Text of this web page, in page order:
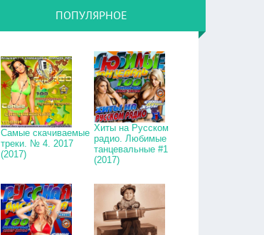
ПОПУЛЯРНОЕ
Самые скачиваемые
треки. № 4. 2017
(2017)
Хиты на Русском
радио. Любимые
танцевальные #1
(2017)